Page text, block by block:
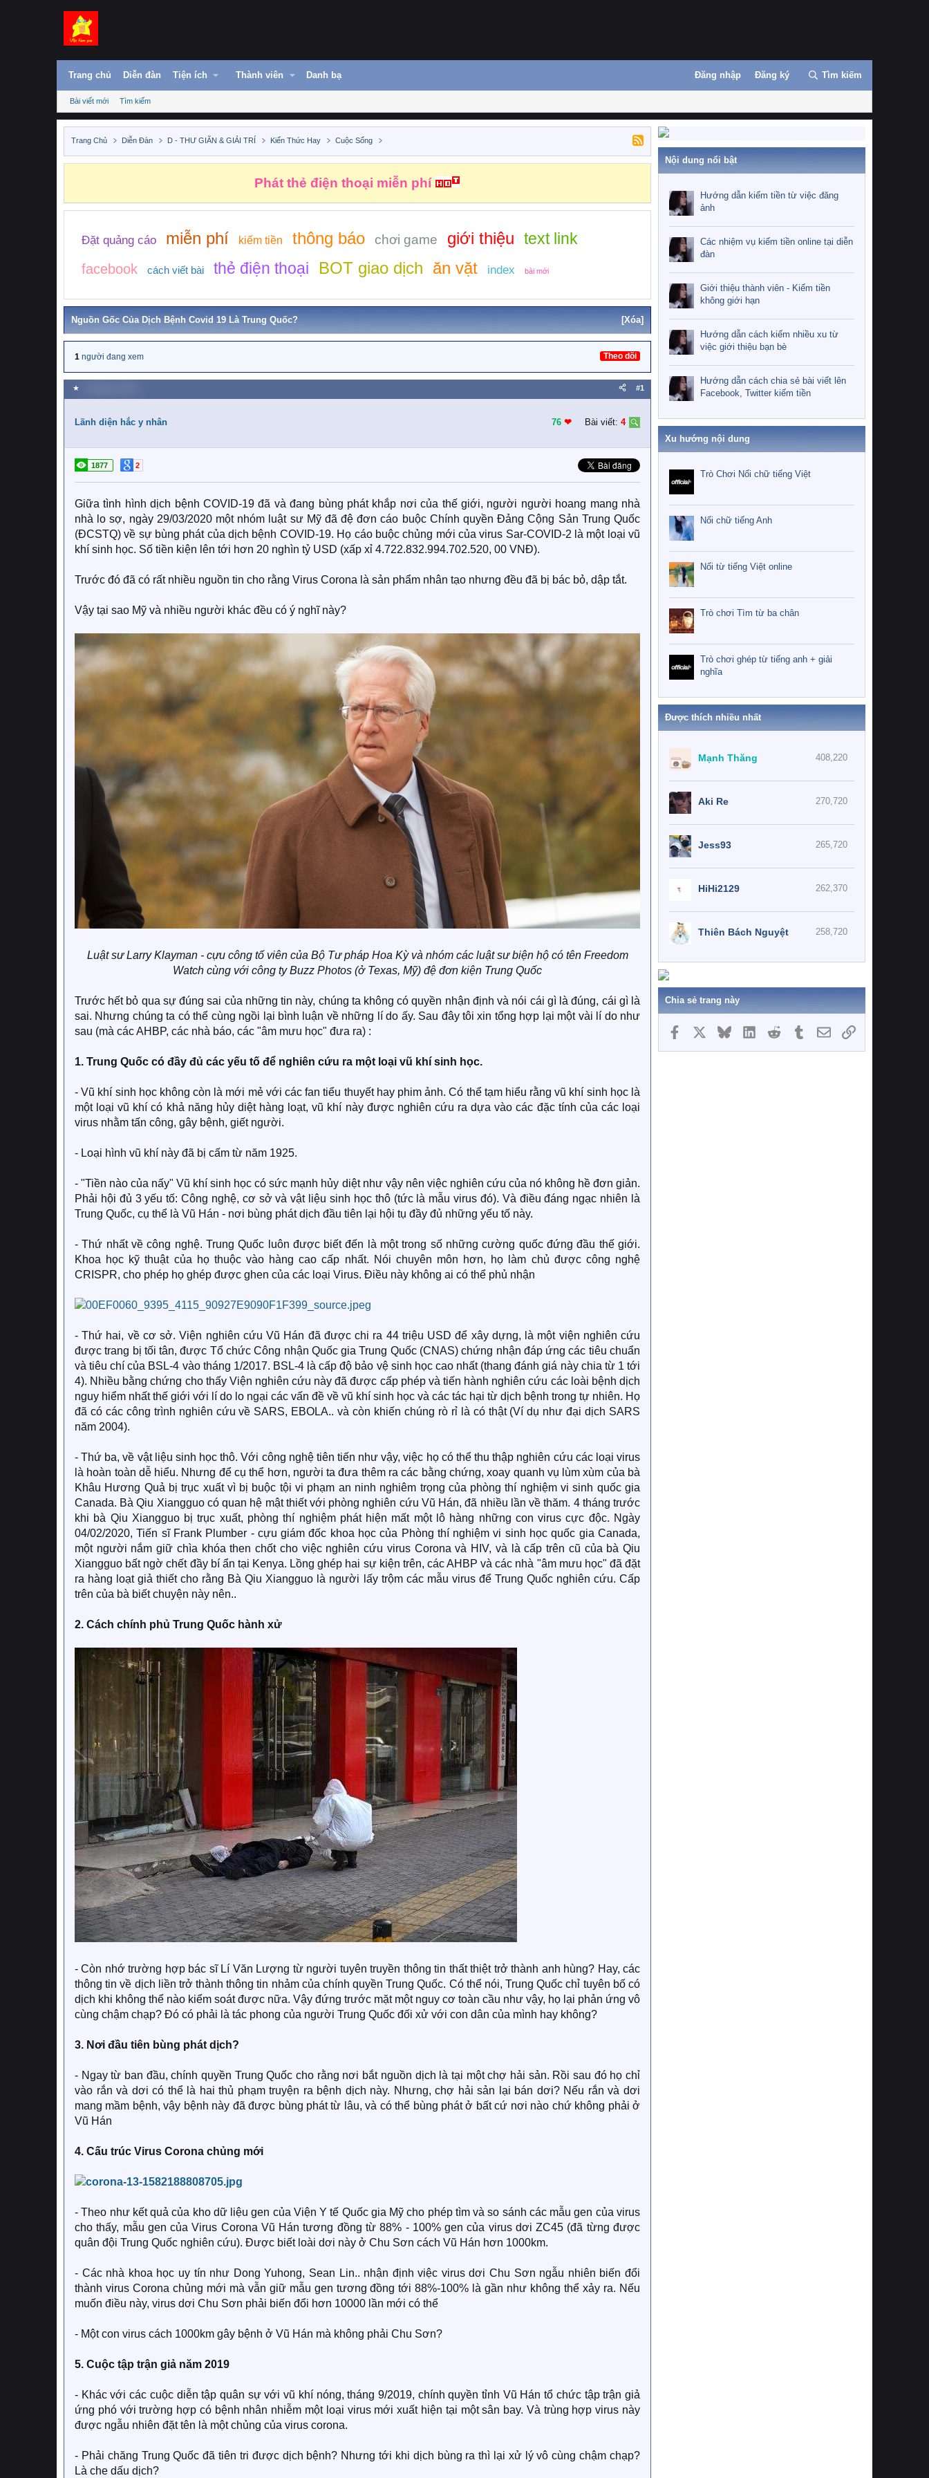
Trang chủ Diễn đàn Tiện ích Thành viên Danh bạ Đăng nhập Đăng ký Tìm kiếm
Bài viết mới Tìm kiếm
Trang Chủ Diễn Đàn D - THƯ GIÃN & GIẢI TRÍ Kiến Thức Hay Cuộc Sống
Phát thẻ điện thoại miễn phí
Đặt quảng cáo miễn phí kiếm tiền thông báo chơi game giới thiệu text link
facebook cách viết bài thẻ điện thoại BOT giao dịch ăn vặt index bài mới
Nguồn Gốc Của Dịch Bệnh Covid 19 Là Trung Quốc? [Xóa]
1 người đang xem Theo dõi
★ #1
Lãnh diện hắc y nhân 76 ❤︎ Bài viết: 4
1877 2
Giữa tình hình dịch bệnh COVID-19 đã và đang bùng phát khắp nơi của thế giới, người người hoang mang nhà
nhà lo sợ, ngày 29/03/2020 một nhóm luật sư Mỹ đã đệ đơn cáo buộc Chính quyền Đảng Cộng Sản Trung Quốc
(ĐCSTQ) về sự bùng phát của dịch bệnh COVID-19. Họ cáo buộc chủng mới của virus Sar-COVID-2 là một loại vũ
khí sinh học. Số tiền kiện lên tới hơn 20 nghìn tỷ USD (xấp xỉ 4.722.832.994.702.520, 00 VNĐ).
Trước đó đã có rất nhiều nguồn tin cho rằng Virus Corona là sản phẩm nhân tạo nhưng đều đã bị bác bỏ, dập tắt.
Vậy tại sao Mỹ và nhiều người khác đều có ý nghĩ này?
Luật sư Larry Klayman - cựu công tố viên của Bộ Tư pháp Hoa Kỳ và nhóm các luật sư biện hộ có tên Freedom
Watch cùng với công ty Buzz Photos (ở Texas, Mỹ) đệ đơn kiện Trung Quốc
Trước hết bỏ qua sự đúng sai của những tin này, chúng ta không có quyền nhận định và nói cái gì là đúng, cái gì là
sai. Nhưng chúng ta có thể cùng ngồi lại bình luận về những lí do ấy. Sau đây tôi xin tổng hợp lại một vài lí do như
sau (mà các AHBP, các nhà báo, các "âm mưu học" đưa ra) :
1. Trung Quốc có đầy đủ các yếu tố để nghiên cứu ra một loại vũ khí sinh học.
- Vũ khí sinh học không còn là mới mẻ với các fan tiểu thuyết hay phim ảnh. Có thể tạm hiểu rằng vũ khí sinh học là
một loại vũ khí có khả năng hủy diệt hàng loạt, vũ khí này được nghiên cứu ra dựa vào các đặc tính của các loại
virus nhằm tấn công, gây bệnh, giết người.
- Loại hình vũ khí này đã bị cấm từ năm 1925.
- "Tiền nào của nấy" Vũ khí sinh học có sức mạnh hủy diệt như vậy nên việc nghiên cứu của nó không hề đơn giản.
Phải hội đủ 3 yếu tố: Công nghệ, cơ sở và vật liệu sinh học thô (tức là mẫu virus đó). Và điều đáng ngạc nhiên là
Trung Quốc, cụ thể là Vũ Hán - nơi bùng phát dịch đầu tiên lại hội tụ đầy đủ những yếu tố này.
- Thứ nhất về công nghệ. Trung Quốc luôn được biết đến là một trong số những cường quốc đứng đầu thế giới.
Khoa học kỹ thuật của họ thuộc vào hàng cao cấp nhất. Nói chuyên môn hơn, họ làm chủ được công nghệ
CRISPR, cho phép họ ghép được ghen của các loại Virus. Điều này không ai có thể phủ nhận
- Thứ hai, về cơ sở. Viện nghiên cứu Vũ Hán đã được chi ra 44 triệu USD để xây dựng, là một viện nghiên cứu
được trang bị tối tân, được Tổ chức Công nhận Quốc gia Trung Quốc (CNAS) chứng nhận đáp ứng các tiêu chuẩn
và tiêu chí của BSL-4 vào tháng 1/2017. BSL-4 là cấp độ bảo vệ sinh học cao nhất (thang đánh giá này chia từ 1 tới
4). Nhiều bằng chứng cho thấy Viện nghiên cứu này đã được cấp phép và tiến hành nghiên cứu các loài bệnh dịch
nguy hiểm nhất thế giới với lí do lo ngại các vấn đề về vũ khí sinh học và các tác hại từ dịch bệnh trong tự nhiên. Họ
đã có các công trình nghiên cứu về SARS, EBOLA.. và còn khiến chúng rò rỉ là có thật (Ví dụ như đại dịch SARS
năm 2004).
- Thứ ba, về vật liệu sinh học thô. Với công nghệ tiên tiến như vậy, việc họ có thể thu thập nghiên cứu các loại virus
là hoàn toàn dễ hiểu. Nhưng để cụ thể hơn, người ta đưa thêm ra các bằng chứng, xoay quanh vụ lùm xùm của bà
Khâu Hương Quả bị trục xuất vì bị buộc tội vi phạm an ninh nghiêm trọng của phòng thí nghiệm vi sinh quốc gia
Canada. Bà Qiu Xiangguo có quan hệ mật thiết với phòng nghiên cứu Vũ Hán, đã nhiều lần về thăm. 4 tháng trước
khi bà Qiu Xiangguo bị trục xuất, phòng thí nghiệm phát hiện mất một lô hàng những con virus cực độc. Ngày
04/02/2020, Tiến sĩ Frank Plumber - cựu giám đốc khoa học của Phòng thí nghiệm vi sinh học quốc gia Canada,
một người nắm giữ chìa khóa then chốt cho việc nghiên cứu virus Corona và HIV, và là cấp trên cũ của bà Qiu
Xiangguo bất ngờ chết đầy bí ẩn tại Kenya. Lồng ghép hai sự kiện trên, các AHBP và các nhà "âm mưu học" đã đặt
ra hàng loạt giả thiết cho rằng Bà Qiu Xiangguo là người lấy trộm các mẫu virus để Trung Quốc nghiên cứu. Cấp
trên của bà biết chuyện này nên..
2. Cách chính phủ Trung Quốc hành xử
- Còn nhớ trường hợp bác sĩ Lí Văn Lượng từ người tuyên truyền thông tin thất thiệt trở thành anh hùng? Hay, các
thông tin về dịch liền trở thành thông tin nhảm của chính quyền Trung Quốc. Có thể nói, Trung Quốc chỉ tuyên bố có
dịch khi không thể nào kiểm soát được nữa. Vậy đứng trước mặt một nguy cơ toàn cầu như vậy, họ lại phản ứng vô
cùng chậm chạp? Đó có phải là tác phong của người Trung Quốc đối xử với con dân của mình hay không?
3. Nơi đầu tiên bùng phát dịch?
- Ngay từ ban đầu, chính quyền Trung Quốc cho rằng nơi bắt nguồn dịch là tại một chợ hải sản. Rồi sau đó họ chỉ
vào rắn và dơi có thể là hai thủ phạm truyện ra bệnh dịch này. Nhưng, chợ hải sản lại bán dơi? Nếu rắn và dơi
mang mầm bệnh, vậy bệnh này đã được bùng phát từ lâu, và có thể bùng phát ở bất cứ nơi nào chứ không phải ở
Vũ Hán
4. Cấu trúc Virus Corona chủng mới
- Theo như kết quả của kho dữ liệu gen của Viện Y tế Quốc gia Mỹ cho phép tìm và so sánh các mẫu gen của virus
cho thấy, mẫu gen của Virus Corona Vũ Hán tương đồng từ 88% - 100% gen của virus dơi ZC45 (đã từng được
quân đội Trung Quốc nghiên cứu). Được biết loài dơi này ở Chu Sơn cách Vũ Hán hơn 1000km.
- Các nhà khoa học uy tín như Dong Yuhong, Sean Lin.. nhận định việc virus dơi Chu Sơn ngẫu nhiên biến đổi
thành virus Corona chủng mới mà vẫn giữ mẫu gen tương đồng tới 88%-100% là gần như không thể xảy ra. Nếu
muốn điều này, virus dơi Chu Sơn phải biến đổi hơn 10000 lần mới có thể
- Một con virus cách 1000km gây bệnh ở Vũ Hán mà không phải Chu Sơn?
5. Cuộc tập trận giả năm 2019
- Khác với các cuộc diễn tập quân sự với vũ khí nóng, tháng 9/2019, chính quyền tỉnh Vũ Hán tổ chức tập trận giả
ứng phó với trường hợp có bệnh nhân nhiễm một loại virus mới xuất hiện tại một sân bay. Và trùng hợp virus này
được ngẫu nhiên đặt tên là một chủng của virus corona.
- Phải chăng Trung Quốc đã tiên tri được dịch bệnh? Nhưng tới khi dịch bùng ra thì lại xử lý vô cùng chậm chạp?
Là che dấu dịch?
Nội dung nổi bật
Hướng dẫn kiếm tiền từ việc đăng
ảnh
Các nhiệm vụ kiếm tiền online tại diễn
đàn
Giới thiệu thành viên - Kiếm tiền
không giới hạn
Hướng dẫn cách kiếm nhiều xu từ
việc giới thiệu bạn bè
Hướng dẫn cách chia sẻ bài viết lên
Facebook, Twitter kiếm tiền
Xu hướng nội dung
Trò Chơi Nối chữ tiếng Việt
Nối chữ tiếng Anh
Nối từ tiếng Việt online
Trò chơi Tìm từ ba chân
Trò chơi ghép từ tiếng anh + giải
nghĩa
Được thích nhiều nhất
408,220
Mạnh Thăng
270,720
Aki Re
265,720
Jess93
262,370
HiHi2129
258,720
Thiên Bách Nguyệt
Chia sẻ trang này
Facebook BlueskyLinkedInReddit TumblrEmailLink